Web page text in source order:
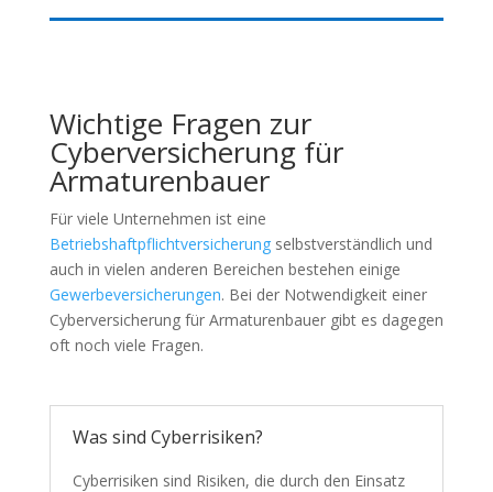
Wichtige Fragen zur
Cyberversicherung für
Armaturenbauer
Für viele Unternehmen ist eine
Betriebshaftpflichtversicherungselbstverständlich und
auch in vielen anderen Bereichen bestehen einige
Gewerbeversicherungen. Bei der Notwendigkeit einer
Cyberversicherung für Armaturenbauer gibt es dagegen
oft noch viele Fragen.
Was sind Cyberrisiken?
Cyberrisiken sind Risiken, die durch den Einsatz